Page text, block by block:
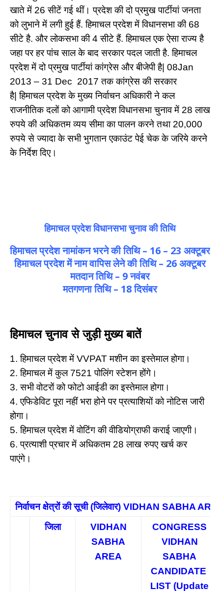
खाते में 26 सीटें गई थीं।प्रदेश की दो प्रमुख पार्टीयां जनता
को लुभाने में लगी हुई हैं. हिमाचल प्रदेश में विधानसभा की 68
सीटे है. और लोकसभा की 4 सीटे हैं. हिमाचल एक ऐसा राज्य है
जहा पर हर पांच साल के बाद सरकार पदल जाती है. हिमाचल
प्रदेश में दो प्रमुख पार्टीयां कांग्रेस और बीजेपी है| 08Jan
2013 – 31 Dec 2017 तक कांग्रेस की सरकार
है| हिमाचल प्रदेश के मुख्य निर्वाचन अधिकारी ने कल
राजनीतिक दलों को आगामी प्रदेश विधानसभा चुनाव में 28 लाख
रुपये की अधिकतम व्यय सीमा का पालन करने तथा 20,000
रुपये से ज्यादा के सभी भुगतान एकाउंट पेई चेक के जरिये करने
के निर्देश दिए।
हिमाचल प्रदेश विधानसभा चुनाव की तिथि
हिमाचल प्रदेश नामांकन भरने की तिथि – 16 – 23 अक्टूबर
हिमाचल प्रदेश में नाम वापिस लेने की तिथि – 26 अक्टूबर
मतदान तिथि – 9 नवंबर
मतगणना तिथि – 18 दिसंबर
हिमाचल चुनाव से जुड़ी मुख्य बातें
1. हिमाचल प्रदेश में VVPAT मशीन का इस्तेमाल होगा।
2. हिमाचल में कुल 7521 पोलिंग स्टेशन होंगे।
3. सभी वोटरों को फोटो आईडी का इस्तेमाल होगा।
4. एफिडेविट पूरा नहीं भरा होने पर प्रत्याशियों को नोटिस जारी
होगा।
5. हिमाचल प्रदेश में वोटिंग की वीडियोग्राफी कराई जाएगी।
6. प्रत्याशी प्रचार में अधिकतम 28 लाख रुपए खर्च कर
पाएंगे।
निर्वाचन क्षेत्रों की सूची (जिलेवार) VIDHAN SABHA
जिला
VIDHAN
SABHA
AREA
CONGRESS
VIDHAN
SABHA
CANDIDATE
LIST (Update